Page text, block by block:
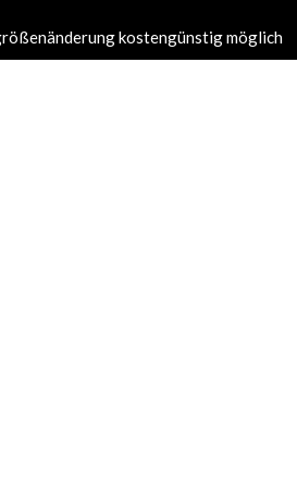
kostengünstig möglich